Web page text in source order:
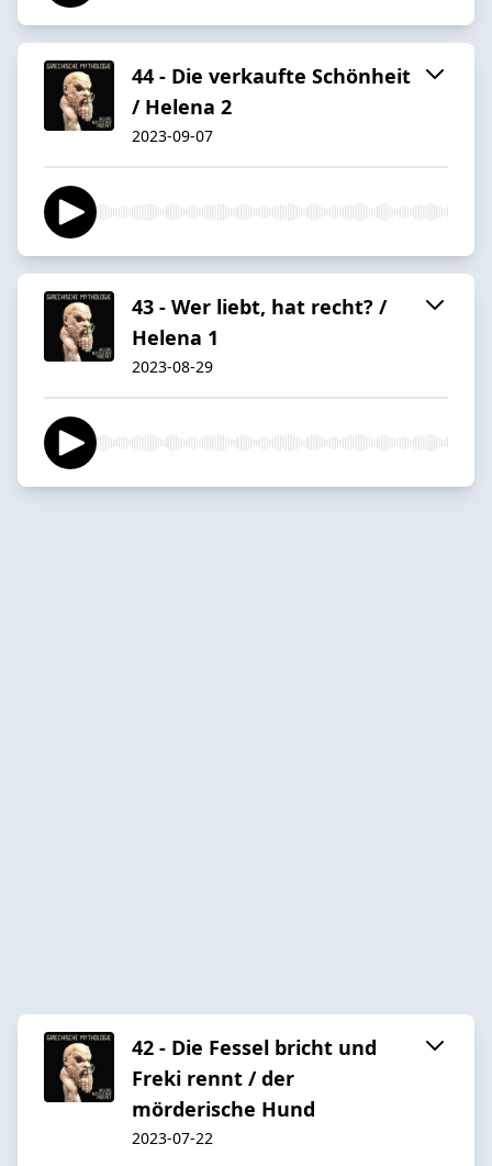
44 - Die verkaufte Schönheit
/ Helena 2
2023-09-07
43 - Wer liebt, hat recht? /
Helena 1
2023-08-29
42 - Die Fessel bricht und
Freki rennt / der
mörderische Hund
2023-07-22